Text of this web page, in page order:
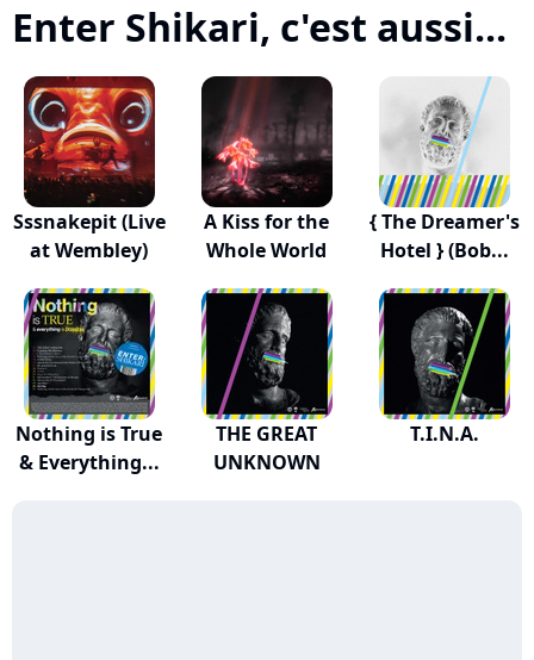
Enter Shikari, c'est aussi...
Sssnakepit (Live
at Wembley)
A Kiss for the
Whole World
{ The Dreamer's
Hotel } (Bob...
Nothing is True
& Everything...
THE GREAT
UNKNOWN
T.I.N.A.